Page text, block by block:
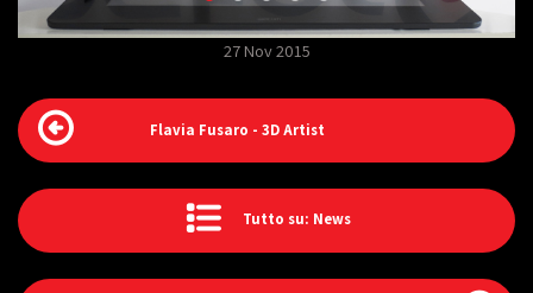
27 Nov 2015
Flavia Fusaro - 3D Artist
Tutto su: News